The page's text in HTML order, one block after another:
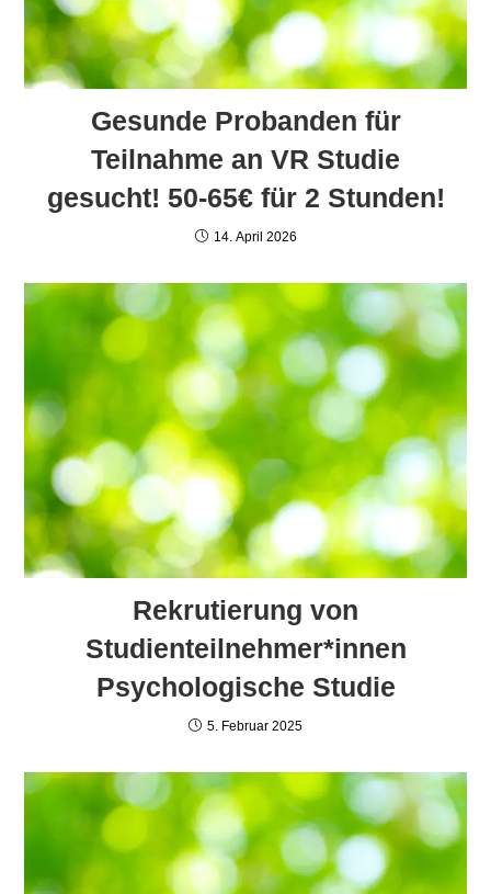
Gesunde Probanden für
Teilnahme an VR Studie
gesucht! 50-65€ für 2 Stunden!
14. April 2026
Rekrutierung von
Studienteilnehmer*innen
Psychologische Studie
5. Februar 2025